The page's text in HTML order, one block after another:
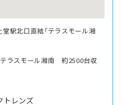
堂駅北口直結「テラスモール湘
テラスモール湘南 約2500台収
トレンズ